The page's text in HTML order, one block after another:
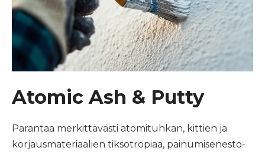
Atomic Ash & Putty
Parantaa merkittävästi atomituhkan, kittien ja
korjausmateriaalien tiksotropiaa, painumisenesto-